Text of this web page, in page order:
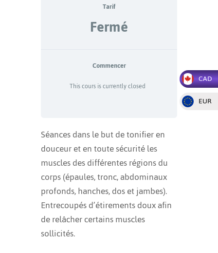
CAD
EUR
Tarif
Fermé
Commencer
This cours is currently closed
Séances dans le but de tonifier en
douceur et en toute sécurité les
muscles des différentes régions du
corps (épaules, tronc, abdominaux
profonds, hanches, dos et jambes).
Entrecoupés d’étirements doux afin
de relâcher certains muscles
sollicités.